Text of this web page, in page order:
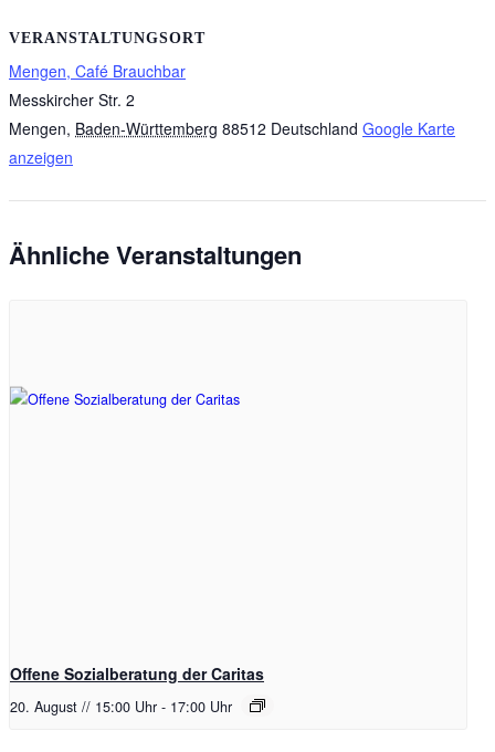
VERANSTALTUNGSORT
Mengen, Café Brauchbar
Messkircher Str. 2
Mengen, Baden-Württemberg 88512 Deutschland Google Karte
anzeigen
Ähnliche Veranstaltungen
Offene Sozialberatung der Caritas
20. August // 15:00 Uhr - 17:00 Uhr